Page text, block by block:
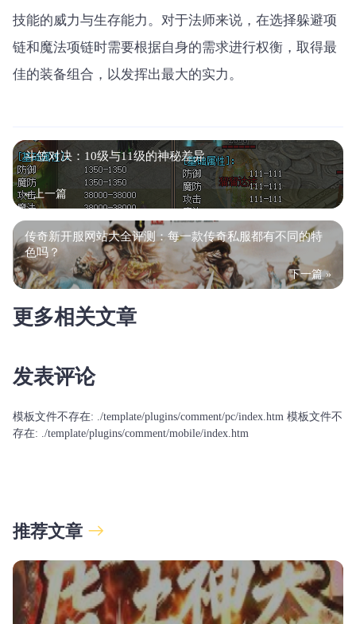
技能的威力与生存能力。对于法师来说，在选择躲避项
链和魔法项链时需要根据自身的需求进行权衡，取得最
佳的装备组合，以发挥出最大的实力。
斗笠对决：10级与11级的神秘差异
« 上一篇
传奇新开服网站大全评测：每一款传奇私服都有不同的特
色吗？
下一篇 »
更多相关文章
发表评论
模板文件不存在: ./template/plugins/comment/pc/index.htm 模板文件不
存在: ./template/plugins/comment/mobile/index.htm
推荐文章